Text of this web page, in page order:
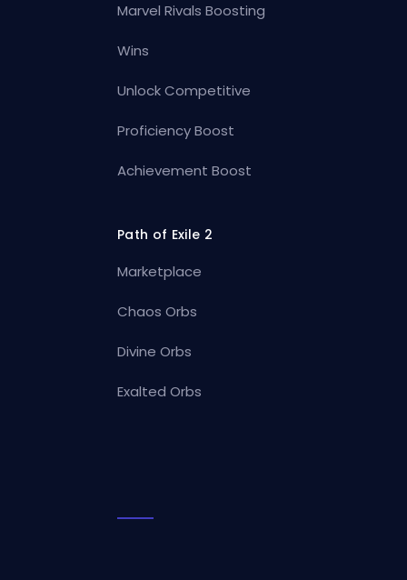
Marvel Rivals Boosting
Wins
Unlock Competitive
Proficiency Boost
Achievement Boost
Path of Exile 2
Marketplace
Chaos Orbs
Divine Orbs
Exalted Orbs